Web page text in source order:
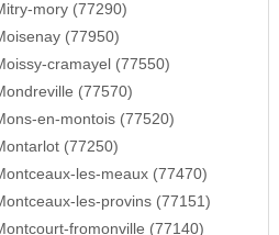
mory (77290)
(77950)
cramayel (77550)
(77570)
en-montois (77520)
(77250)
les-meaux (77470)
les-provins (77151)
fromonville (77140)